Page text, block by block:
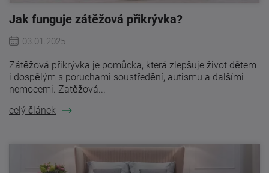
Jak funguje zátěžová přikrývka?
03.01.2025
Zátěžová přikrývka je pomůcka, která zlepšuje život dětem
i dospělým s poruchami soustředění, autismu a dalšími
nemocemi. Zatěžová...
celý článek